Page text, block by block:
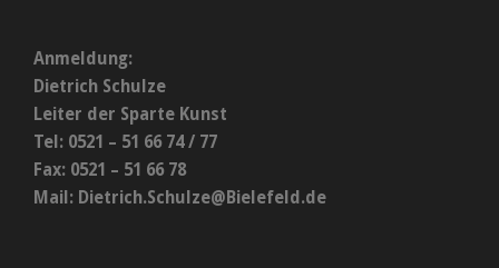
Anmeldung:
Dietrich Schulze
Leiter der Sparte Kunst
Tel: 0521 – 51 66 74 / 77
Fax: 0521 – 51 66 78
Mail: Dietrich.Schulze@Bielefeld.de